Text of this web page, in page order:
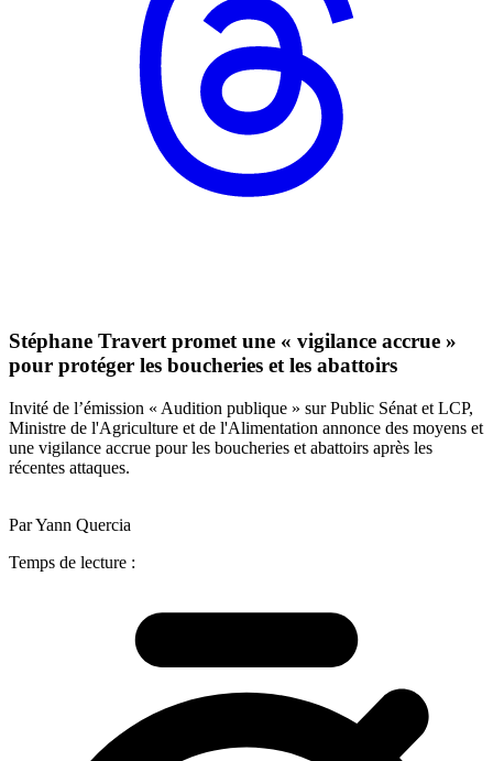
Stéphane Travert promet une « vigilance accrue »
pour protéger les boucheries et les abattoirs
Invité de l’émission « Audition publique » sur Public Sénat et LCP,
Ministre de l'Agriculture et de l'Alimentation annonce des moyens et
une vigilance accrue pour les boucheries et abattoirs après les
récentes attaques.
Par Yann Quercia
Temps de lecture :